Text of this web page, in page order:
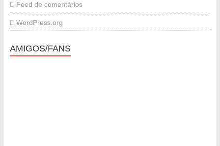
Feed de comentários
WordPress.org
AMIGOS/FANS